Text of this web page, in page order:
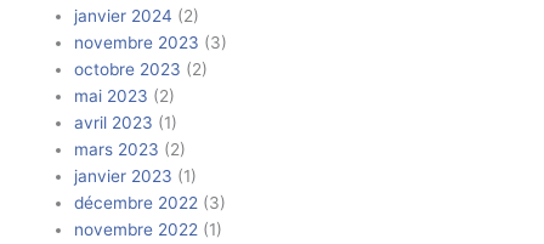
janvier 2024 (2)
novembre 2023 (3)
octobre 2023 (2)
mai 2023 (2)
avril 2023 (1)
mars 2023 (2)
janvier 2023 (1)
décembre 2022 (3)
novembre 2022 (1)